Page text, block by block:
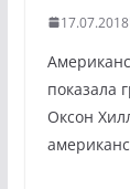
17.07.2018
показала
Оксон